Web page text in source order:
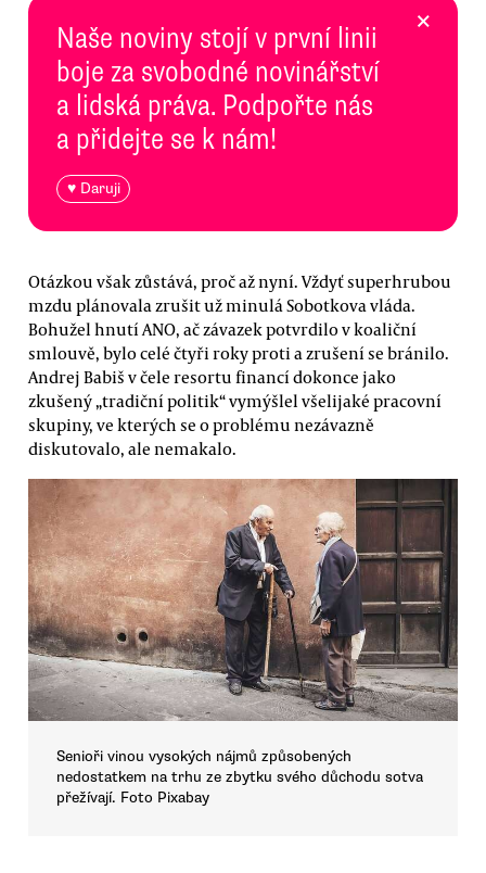
Naše noviny stojí v první linii
boje za svobodné novinářství
a lidská práva. Podpořte nás
a přidejte se k nám!
♥ Daruji
×
Otázkou však zůstává, proč až nyní. Vždyť superhrubou
mzdu plánovala zrušit už minulá Sobotkova vláda.
Bohužel hnutí ANO, ač závazek potvrdilo v koaliční
smlouvě, bylo celé čtyři roky proti a zrušení se bránilo.
Andrej Babiš v čele resortu financí dokonce jako
zkušený „tradiční politik“ vymýšlel všelijaké pracovní
skupiny, ve kterých se o problému nezávazně
diskutovalo, ale nemakalo.
Senioři vinou vysokých nájmů způsobených
nedostatkem na trhu ze zbytku svého důchodu sotva
přežívají. Foto Pixabay